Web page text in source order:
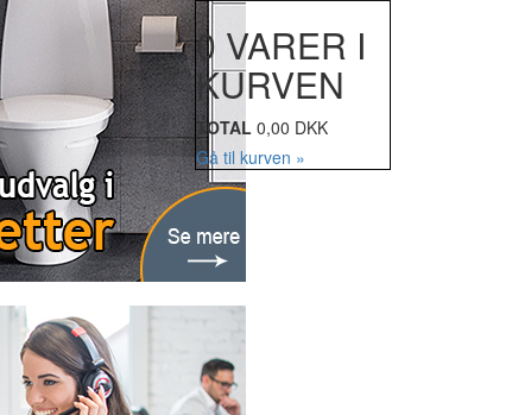
0 VARER I
KURVEN
TOTAL 0,00 DKK
Gå til kurven »